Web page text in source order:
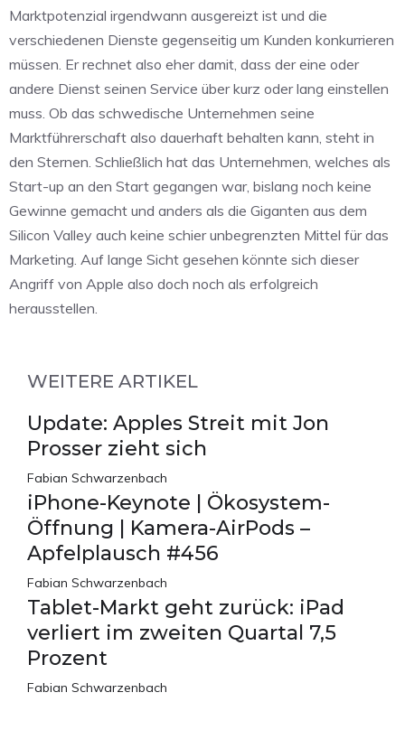
Marktpotenzial irgendwann ausgereizt ist und die
verschiedenen Dienste gegenseitig um Kunden konkurrieren
müssen. Er rechnet also eher damit, dass der eine oder
andere Dienst seinen Service über kurz oder lang einstellen
muss. Ob das schwedische Unternehmen seine
Marktführerschaft also dauerhaft behalten kann, steht in
den Sternen. Schließlich hat das Unternehmen, welches als
Start-up an den Start gegangen war, bislang noch keine
Gewinne gemacht und anders als die Giganten aus dem
Silicon Valley auch keine schier unbegrenzten Mittel für das
Marketing. Auf lange Sicht gesehen könnte sich dieser
Angriff von Apple also doch noch als erfolgreich
herausstellen.
WEITERE ARTIKEL
Update: Apples Streit mit Jon
Prosser zieht sich
Fabian Schwarzenbach
iPhone-Keynote | Ökosystem-
Öffnung | Kamera-AirPods –
Apfelplausch #456
Fabian Schwarzenbach
Tablet-Markt geht zurück: iPad
verliert im zweiten Quartal 7,5
Prozent
Fabian Schwarzenbach